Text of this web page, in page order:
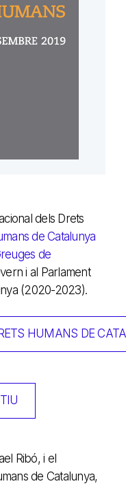
dels Drets
de Catalunya
de
i al Parlament
(2020-2023).
HUMANS DE
Ribó, i el
de Catalunya,